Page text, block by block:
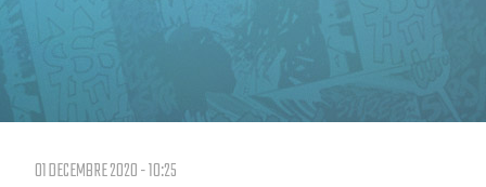
01 DECEMBRE 2020 - 10:25